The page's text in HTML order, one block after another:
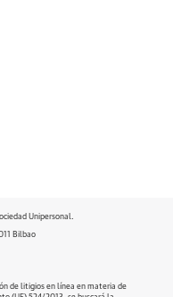
Unipersonal.
Bilbao
de litigios en línea en materia de